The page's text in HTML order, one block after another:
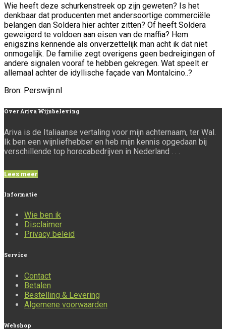
Wie heeft deze schurkenstreek op zijn geweten? Is het
denkbaar dat producenten met andersoortige commerciële
belangen dan Soldera hier achter zitten? Of heeft Soldera
geweigerd te voldoen aan eisen van de maffia? Hem
enigszins kennende als onverzettelijk man acht ik dat niet
onmogelijk. De familie zegt overigens geen bedreigingen of
andere signalen vooraf te hebben gekregen. Wat speelt er
allemaal achter de idyllische façade van Montalcino..?
Bron: Perswijn.nl
Over Ariva Wijnbeleving
Ariva is de Italiaanse vertaling voor mijn achternaam, ter Wal.
Ik ben een wijnliefhebber en heb mijn kennis opgedaan bij
verschillende top horecabedrijven in Nederland . . .
Lees meer
Informatie
Wie ben ik
Disclaimer
Privacy beleid
Service
Contact
Betalen
Bestelling & Levering
Algemene voorwaarden
Webshop